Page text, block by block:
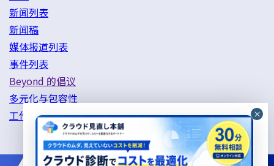
新闻列表
新闻稿
媒体报道列表
事件列表
Beyond 的倡议
多元化与包容性
工作方式改革举措